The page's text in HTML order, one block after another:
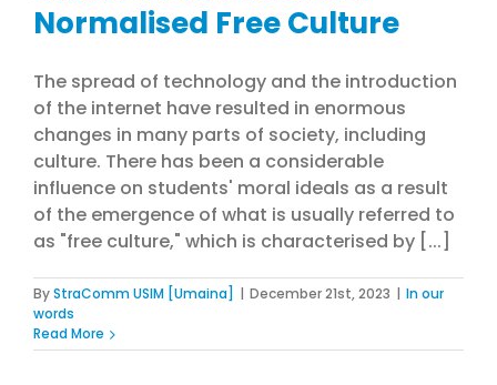
Normalised Free Culture
The spread of technology and the introduction
of the internet have resulted in enormous
changes in many parts of society, including
culture. There has been a considerable
influence on students' moral ideals as a result
of the emergence of what is usually referred to
as "free culture," which is characterised by [...]
ByStraComm USIM [Umaina] | December 21st, 2023 | In our
words
Read More